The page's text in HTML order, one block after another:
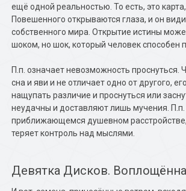
ещё одной реальностью. То есть, это
Повешенного открываются глаза, и он
собственного мира. Открытие истины
шоком, но шок, который человек способен
П.п. означает невозможность проснуться.
сна и яви и не отличает одно от другого,
нащупать различие и проснуться или
неудачны и доставляют лишь мучения.
приближающемся душевном
теряет контроль над мыслями.
Девятка Дисков.